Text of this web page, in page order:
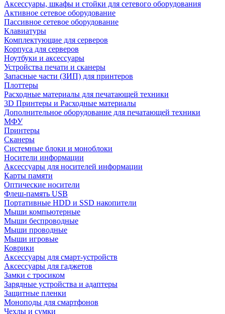
Аксессуары, шкафы и стойки для сетевого оборудования
Активное сетевое оборудование
Пассивное сетевое оборудование
Клавиатуры
Комплектующие для серверов
Корпуса для серверов
Ноутбуки и аксессуары
Устройства печати и сканеры
Запасные части (ЗИП) для принтеров
Плоттеры
Расходные материалы для печатающей техники
3D Принтеры и Расходные материалы
Дополнительное оборудование для печатающей техники
МФУ
Принтеры
Сканеры
Системные блоки и моноблоки
Носители информации
Аксессуары для носителей информации
Карты памяти
Оптические носители
Флеш-память USB
Портативные HDD и SSD накопители
Мыши компьютерные
Мыши беспроводные
Мыши проводные
Мыши игровые
Коврики
Аксессуары для смарт-устройств
Аксессуары для гаджетов
Замки с тросиком
Зарядные устройства и адаптеры
Защитные пленки
Моноподы для смартфонов
Чехлы и сумки